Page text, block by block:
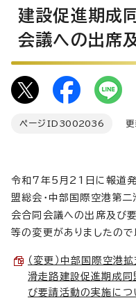
建設促進期成
会議への出席
ページID 3002036 更
令和7年5月21日に報道発
盟総会・中部国際空港第
会合同会議への出席及び
等の変更がありましたので
（変更）中部国際空港
滑走路建設促進期成
び要請活動の実施に